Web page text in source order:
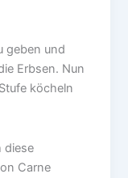
geben und
Erbsen. Nun
köcheln
diese
Carne